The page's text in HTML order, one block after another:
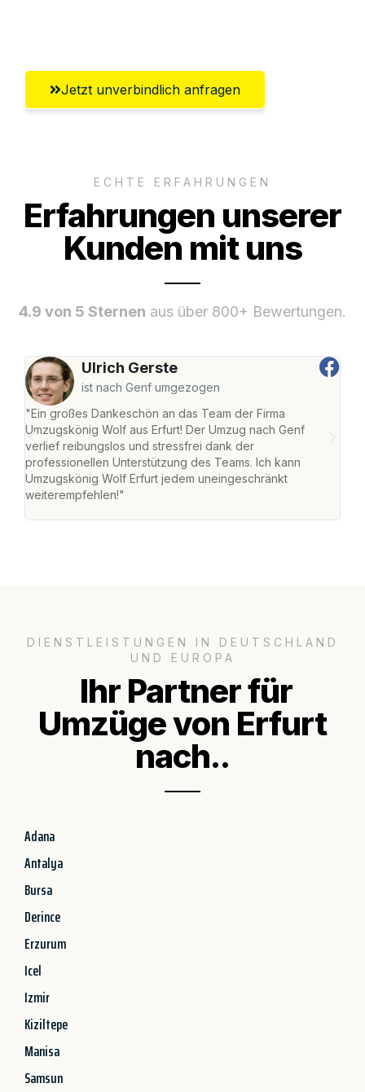
Jetzt unverbindlich anfragen
ECHTE ERFAHRUNGEN
Erfahrungen unserer
Kunden mit uns
4.9 von 5 Sternen aus über 800+ Bewertungen.
Ulrich Gerste
ist nach Genf umgezogen
"Ein großes Dankeschön an das Team der Firma
Umzugskönig Wolf aus Erfurt! Der Umzug nach Genf
verlief reibungslos und stressfrei dank der
professionellen Unterstützung des Teams. Ich kann
Umzugskönig Wolf Erfurt jedem uneingeschränkt
weiterempfehlen!"
DIENSTLEISTUNGEN IN DEUTSCHLAND
UND EUROPA
Ihr Partner für
Umzüge von Erfurt
nach..
Adana
Antalya
Bursa
Derince
Erzurum
Icel
Izmir
Kiziltepe
Manisa
Samsun